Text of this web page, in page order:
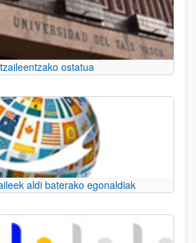
ostatua
aldi baterako egonaldiak